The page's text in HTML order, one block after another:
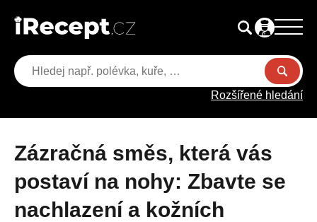
Rozšířené hledání
Zázračná směs, která vás
postaví na nohy: Zbavte se
nachlazení a kožních